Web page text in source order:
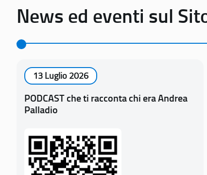
News ed eventi sul
13 Luglio 2026
PODCAST che ti racconta chi era Andrea
Palladio